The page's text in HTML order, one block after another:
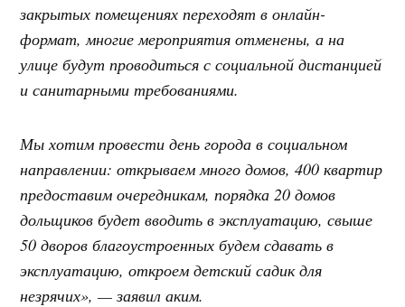
закрытых помещениях переходят в онлайн-
формат, многие мероприятия отменены, а на
улице будут проводиться с социальной дистанцией
и санитарными требованиями.
Мы хотим провести день города в социальном
направлении: открываем много домов, 400 квартир
предоставим очередникам, порядка 20 домов
дольщиков будет вводить в эксплуатацию, свыше
50 дворов благоустроенных будем сдавать в
эксплуатацию, откроем детский садик для
незрячих», — заявил аким.